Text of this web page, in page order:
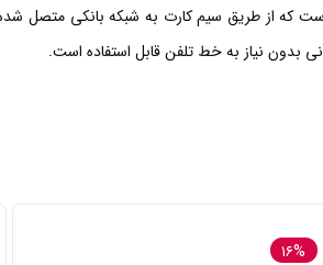
بدون نیاز به خط تلفن قابل استفاده است.
۱۶%